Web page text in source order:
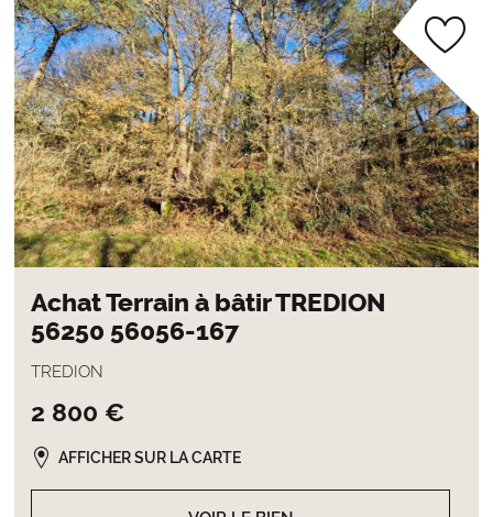
Achat Terrain à bâtir TREDION
56250 56056-167
TREDION
2 800 €
AFFICHER SUR LA CARTE